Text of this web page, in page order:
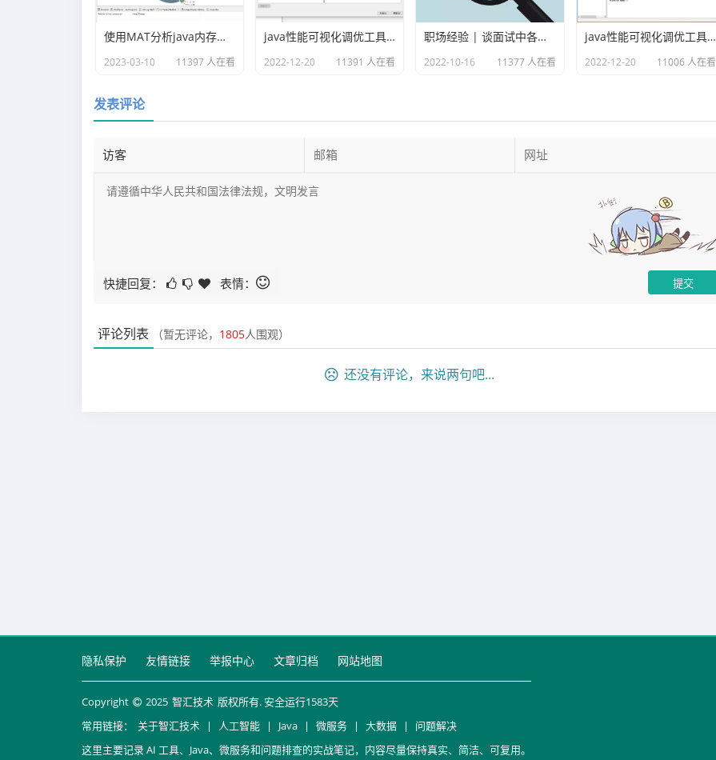
使用MAT分析java内存溢出的原因
2023-03-10 11397 人在看
java性能可视化调优工具VisualVM插件之Visual GC
2022-12-20 11391 人在看
职场经验 | 谈面试中各种各样的坑
2022-10-16 11377 人在看
java性能可视化调优工具VisualVM
2022-12-20 11006 人在看
发表评论
快捷回复： 表情：
评论列表 （暂无评论， 1805人围观）
还没有评论，来说两句吧...
隐私保护 友情链接 举报中心 文章归档 网站地图
Copyright 2025 智汇技术 版权所有. 安全运行1583天
常用链接：
关于智汇技术 | 人工智能 | Java | 微服务 | 大数据 |
问题解决
这里主要记录 AI 工具、Java、微服务和问题排查的实战笔记，内容尽量保持真实、简洁、可复用。